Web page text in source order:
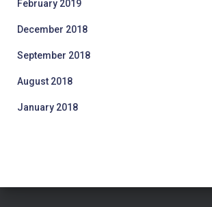
February 2019
December 2018
September 2018
August 2018
January 2018